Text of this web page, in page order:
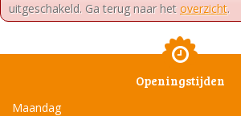
uitgeschakeld. Ga terug naar het overzicht.
Openingstijden
Maandag